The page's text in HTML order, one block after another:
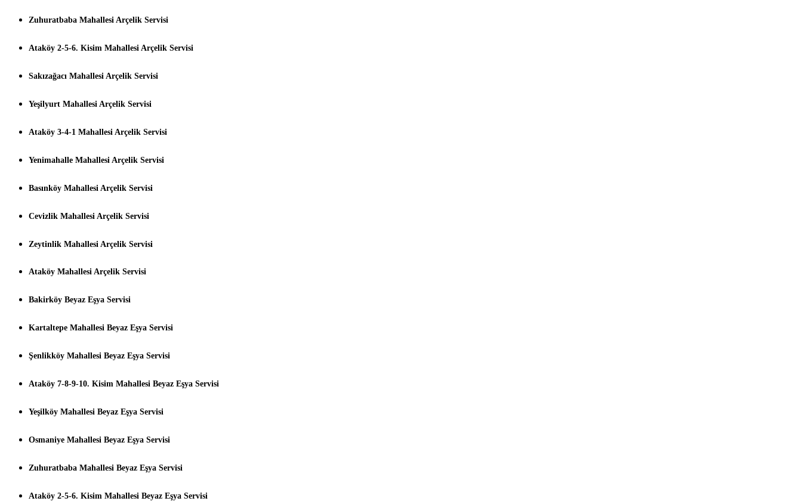
Zuhuratbaba Mahallesi Arçelik Servisi
Ataköy 2-5-6. Kisim Mahallesi Arçelik Servisi
Sakızağacı Mahallesi Arçelik Servisi
Yeşilyurt Mahallesi Arçelik Servisi
Ataköy 3-4-1 Mahallesi Arçelik Servisi
Yenimahalle Mahallesi Arçelik Servisi
Basınköy Mahallesi Arçelik Servisi
Cevizlik Mahallesi Arçelik Servisi
Zeytinlik Mahallesi Arçelik Servisi
Ataköy Mahallesi Arçelik Servisi
Bakirköy Beyaz Eşya Servisi
Kartaltepe Mahallesi Beyaz Eşya Servisi
Şenlikköy Mahallesi Beyaz Eşya Servisi
Ataköy 7-8-9-10. Kisim Mahallesi Beyaz Eşya Servisi
Yeşilköy Mahallesi Beyaz Eşya Servisi
Osmaniye Mahallesi Beyaz Eşya Servisi
Zuhuratbaba Mahallesi Beyaz Eşya Servisi
Ataköy 2-5-6. Kisim Mahallesi Beyaz Eşya Servisi